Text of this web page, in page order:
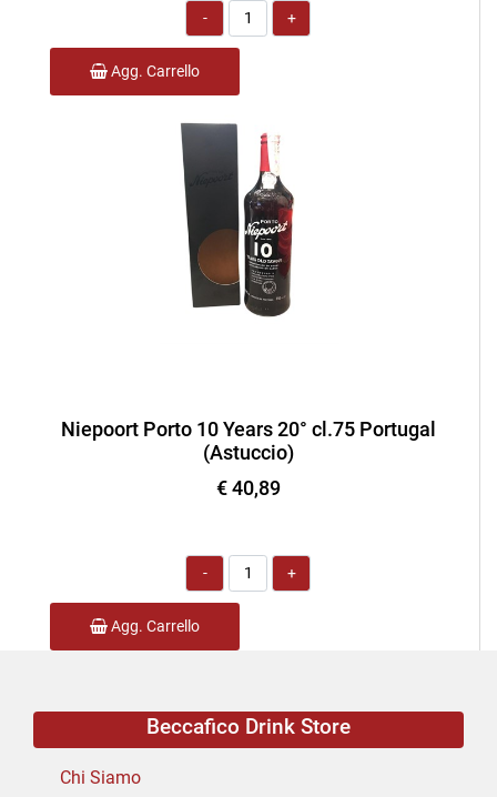
Quantità
Agg. Carrello
Niepoort Porto 10 Years 20° cl.75 Portugal
(Astuccio)
€ 40,89
Quantità
Agg. Carrello
Beccafico Drink Store
Chi Siamo